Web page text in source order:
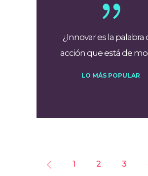
¿Innovar es la palabra
acción que está de
LO MÁS POPULAR
1 2 3